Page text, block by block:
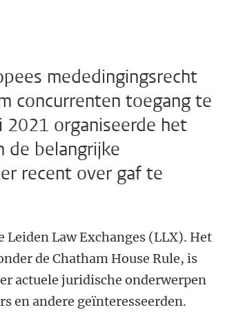
mededingingsrecht
concurrenten toegang te
organiseerde het
de belangrijke
recent over gaf te
Leiden Law Exchanges (LLX). Het
de Chatham House Rule, is
actuele juridische onderwerpen
en andere geïnteresseerden.